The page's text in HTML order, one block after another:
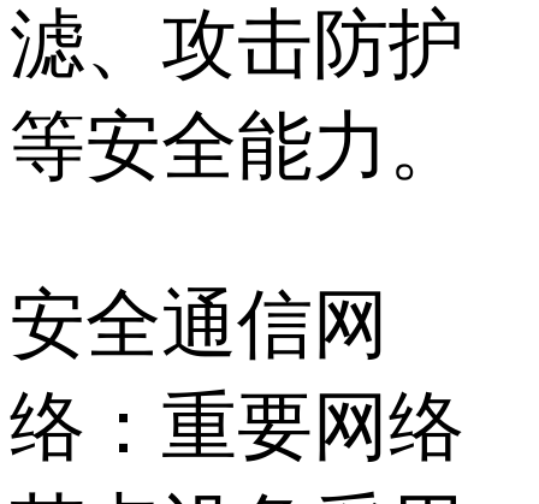
滤、攻击防护
等安全能力。
安全通信网
络：重要网络